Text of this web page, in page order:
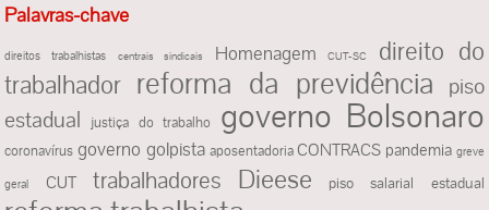
Palavras-chave
direitos trabalhistas centrais sindicais Homenagem CUT-SC
direito do
trabalhador reforma da previdência
piso
estadual
justiça do trabalho governo Bolsonaro
coronavírus governo golpista aposentadoria CONTRACS pandemia greve
geral CUT trabalhadores Dieese piso salarial estadual